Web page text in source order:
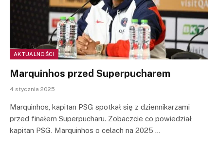
AKTUALNOŚCI
Marquinhos przed Superpucharem
4 stycznia 2025
Marquinhos, kapitan PSG spotkał się z dziennikarzami
przed finałem Superpucharu. Zobaczcie co powiedział
kapitan PSG. Marquinhos o celach na 2025 …